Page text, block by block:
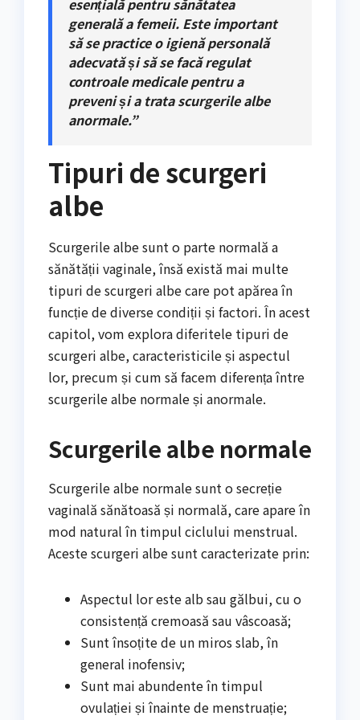
esențială pentru sănătatea
generală a femeii. Este important
să se practice o igienă personală
adecvată și să se facă regulat
controale medicale pentru a
preveni și a trata scurgerile albe
anormale.”
Tipuri de scurgeri
albe
Scurgerile albe sunt o parte normală a
sănătății vaginale, însă există mai multe
tipuri de scurgeri albe care pot apărea în
funcție de diverse condiții și factori. În acest
capitol, vom explora diferitele tipuri de
scurgeri albe, caracteristicile și aspectul
lor, precum și cum să facem diferența între
scurgerile albe normale și anormale.
Scurgerile albe normale
Scurgerile albe normale sunt o secreție
vaginală sănătoasă și normală, care apare în
mod natural în timpul ciclului menstrual.
Aceste scurgeri albe sunt caracterizate prin:
Aspectul lor este alb sau gălbui, cu o
consistență cremoasă sau vâscoasă;
Sunt însoțite de un miros slab, în
general inofensiv;
Sunt mai abundente în timpul
ovulației și înainte de menstruație;